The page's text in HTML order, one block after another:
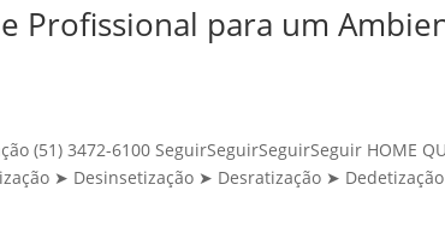
Profissional para um
(51) 3472-6100 SeguirSeguirSeguirSeguir HOME
➤ Desinsetização ➤ Desratização ➤ Dedetização